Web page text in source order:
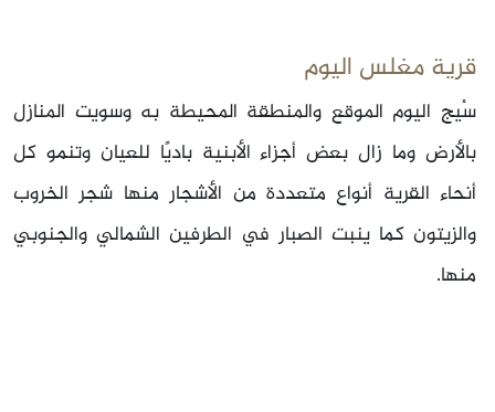
قرية مغلس اليوم
سْيج اليوم الموقع والمنطقة المحيطة به وسويت المنازل
بالأرض وما زال بعض أجزاء الأبنية باديًا للعيان وتنمو كل
أنحاء القرية أنواع متعددة من الأشجار منها شجر الخروب
والزيتون كما ينبت الصبار في الطرفين الشمالي والجنوبي
منها.